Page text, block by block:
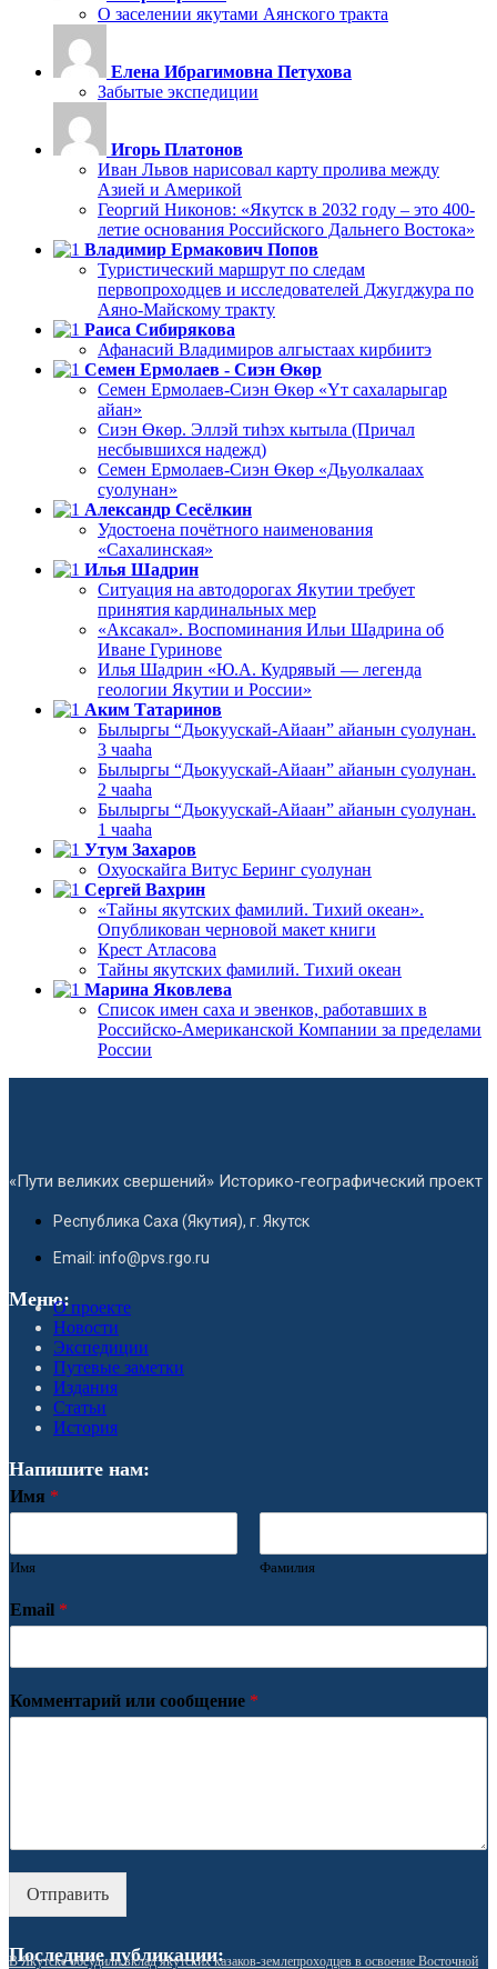
О заселении якутами Аянского тракта
Елена Ибрагимовна Петухова
Забытые экспедиции
Игорь Платонов
Иван Львов нарисовал карту пролива между
Азией и Америкой
Георгий Никонов: «Якутск в 2032 году – это 400-
летие основания Российского Дальнего Востока»
Владимир Ермакович Попов
Туристический маршрут по следам
первопроходцев и исследователей Джугджура по
Аяно-Майскому тракту
Раиса Сибирякова
Афанасий Владимиров алгыстаах кирбиитэ
Семен Ермолаев - Сиэн Өкөр
Семен Ермолаев-Сиэн Өкөр «Үт сахаларыгар
айан»
Сиэн Өкөр. Эллэй тиһэх кытыла (Причал
несбывшихся надежд)
Семен Ермолаев-Сиэн Өкөр «Дьуолкалаах
суолунан»
Александр Сесёлкин
Удостоена почётного наименования
«Сахалинская»
Илья Шадрин
Ситуация на автодорогах Якутии требует
принятия кардинальных мер
«Аксакал». Воспоминания Ильи Шадрина об
Иване Гуринове
Илья Шадрин «Ю.А. Кудрявый — легенда
геологии Якутии и России»
Аким Татаринов
Былыргы “Дьокуускай-Айаан” айанын суолунан.
3 чааһа
Былыргы “Дьокуускай-Айаан” айанын суолунан.
2 чааһа
Былыргы “Дьокуускай-Айаан” айанын суолунан.
1 чааһа
Утум Захаров
Охуоскайга Витус Беринг суолунан
Сергей Вахрин
«Тайны якутских фамилий. Тихий океан».
Опубликован черновой макет книги
Крест Атласова
Тайны якутских фамилий. Тихий океан
Марина Яковлева
Список имен саха и эвенков, работавших в
Российско-Американской Компании за пределами
России
«Пути великих свершений» Историко-географический проект
Республика Саха (Якутия), г. Якутск
Email: info@pvs.rgo.ru
Меню:О проекте
Новости
Экспедиции
Путевые заметки
Издания
Статьи
История
Напишите нам:
Имя *
Имя Фамилия
Email *
Комментарий или сообщение *
Отправить
Последние публикации:
В Якутске обсудили вклад якутских казаков-землепроходцев в освоение Восточной